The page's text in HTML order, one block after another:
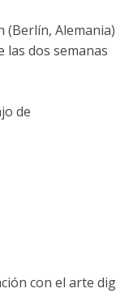
(Berlín, Alemania)
las dos semanas
de
con el arte